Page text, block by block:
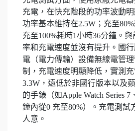
充電，在快充階段的功率波動
功率基本維持在2.5W；充至
充至100%耗時1小時36分鐘。
率和充電速度並沒有提升。國
電（電力傳輸）設備無線電管
制，充電速度明顯降低，實測
3.3W，遠低於非國行版本以及
的手錶（如Apple Watch Series
鐘內從0 充至80%）。充電測試
人意。